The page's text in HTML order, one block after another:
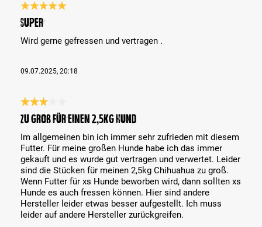
Bewertung mit 5 von 5 Sternen
Super
Wird gerne gefressen und vertragen .
09.07.2025, 20:18
Bewertung mit 3 von 5 Sternen
zu groß für einen 2,5kg Hund
Im allgemeinen bin ich immer sehr zufrieden mit diesem
Futter. Für meine großen Hunde habe ich das immer
gekauft und es wurde gut vertragen und verwertet. Leider
sind die Stücken für meinen 2,5kg Chihuahua zu groß.
Wenn Futter für xs Hunde beworben wird, dann sollten xs
Hunde es auch fressen können. Hier sind andere
Hersteller leider etwas besser aufgestellt. Ich muss
leider auf andere Hersteller zurückgreifen.